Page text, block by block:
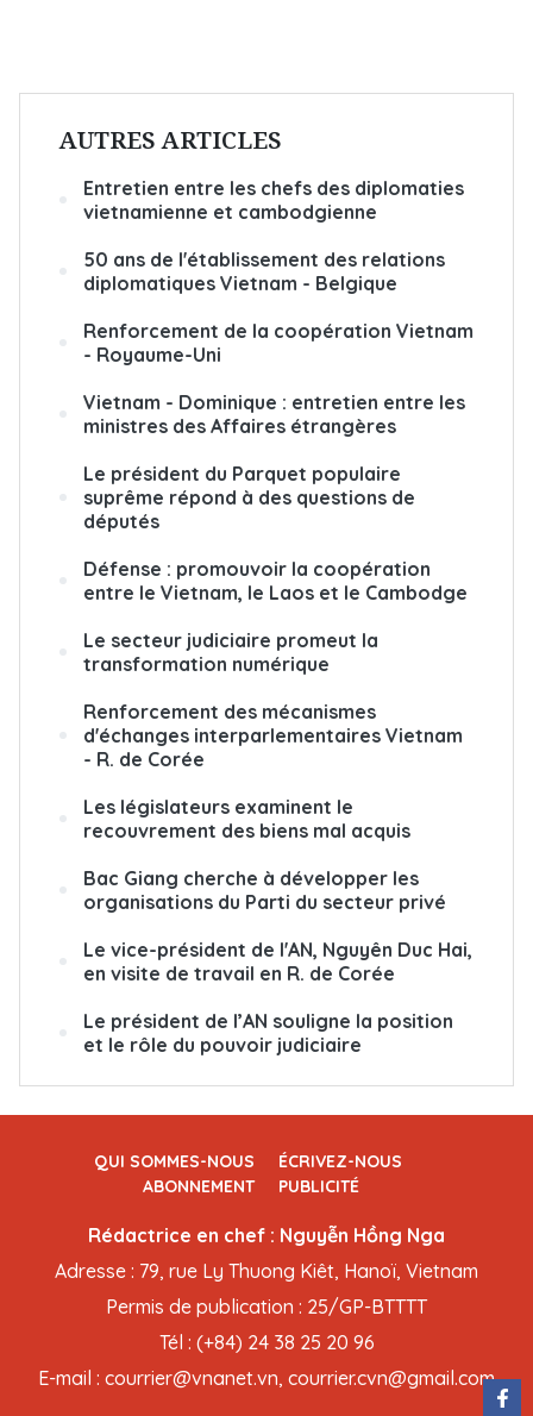
AUTRES ARTICLES
Entretien entre les chefs des diplomaties
vietnamienne et cambodgienne
50 ans de l'établissement des relations
diplomatiques Vietnam - Belgique
Renforcement de la coopération Vietnam
- Royaume-Uni
Vietnam - Dominique : entretien entre les
ministres des Affaires étrangères
Le président du Parquet populaire
suprême répond à des questions de
députés
Défense : promouvoir la coopération
entre le Vietnam, le Laos et le Cambodge
Le secteur judiciaire promeut la
transformation numérique
Renforcement des mécanismes
d'échanges interparlementaires Vietnam
- R. de Corée
Les législateurs examinent le
recouvrement des biens mal acquis
Bac Giang cherche à développer les
organisations du Parti du secteur privé
Le vice-président de l'AN, Nguyên Duc Hai,
en visite de travail en R. de Corée
Le président de l’AN souligne la position
et le rôle du pouvoir judiciaire
QUI SOMMES-NOUS
ÉCRIVEZ-NOUS
ABONNEMENT
PUBLICITÉ
Rédactrice en chef : Nguyễn Hồng Nga
Adresse : 79, rue Ly Thuong Kiêt, Hanoï, Vietnam
Permis de publication : 25/GP-BTTTT
Tél : (+84) 24 38 25 20 96
E-mail : courrier@vnanet.vn, courrier.cvn@gmail.com